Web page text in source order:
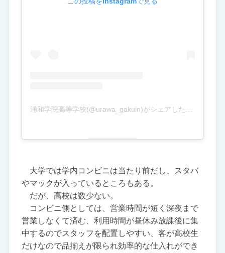
大学では学内コンビニは当たり前だし、スタバ
やマックが入っているところもある。
だが、高校は数少ない。
コンビニ側としては、営業時間が短く深夜まで
営業しなくて済む、利用時間が昼休み放課後に集
中するのでスタッフを配置しやすい、客が高校生
だけなので品揃えが限られ効率的な仕入れができ